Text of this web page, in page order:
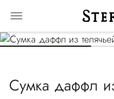
Сумка даффл